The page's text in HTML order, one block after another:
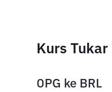
Kurs
OPG ke BRL